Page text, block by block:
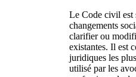
Le Code civil est
changements
clarifier ou
existantes. Il est
juridiques les
utilisé par les